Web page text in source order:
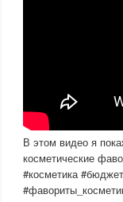
В этом видео я
косметические
#косметика